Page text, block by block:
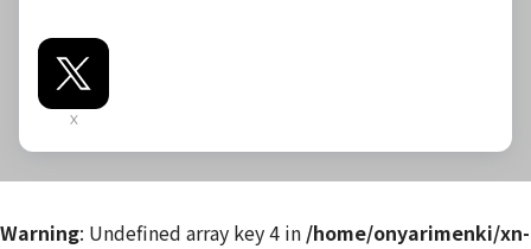
X
Warning: Undefined array key 4 in /home/onyarimenki/xn-